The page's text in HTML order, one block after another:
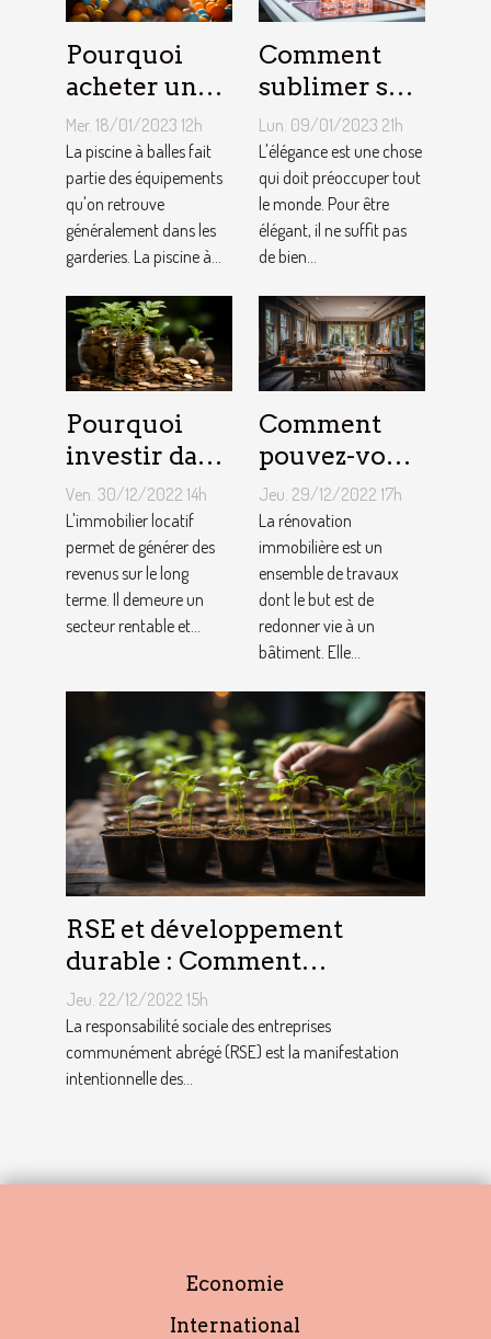
Pourquoi
acheter une
piscine à
balles à son
bébé ?
Mer. 18/01/2023 12h
La piscine à balles fait
partie des équipements
qu'on retrouve
généralement dans les
garderies. La piscine à...
Comment
sublimer ses
ongles ?
Lun. 09/01/2023 21h
L'élégance est une chose
qui doit préoccuper tout
le monde. Pour être
élégant, il ne suffit pas
de bien...
Pourquoi
investir dans
l'immobilier
?
Ven. 30/12/2022 14h
L'immobilier locatif
permet de générer des
revenus sur le long
terme. Il demeure un
secteur rentable et...
Comment
pouvez-vous
faire une
rénovation
immobilière
?
Jeu. 29/12/2022 17h
La rénovation
immobilière est un
ensemble de travaux
dont le but est de
redonner vie à un
bâtiment. Elle...
RSE et développement
durable : Comment
décrocher vite un emploi
avec ce profil ?
Jeu. 22/12/2022 15h
La responsabilité sociale des entreprises
communément abrégé (RSE) est la manifestation
intentionnelle des...
Economie
International